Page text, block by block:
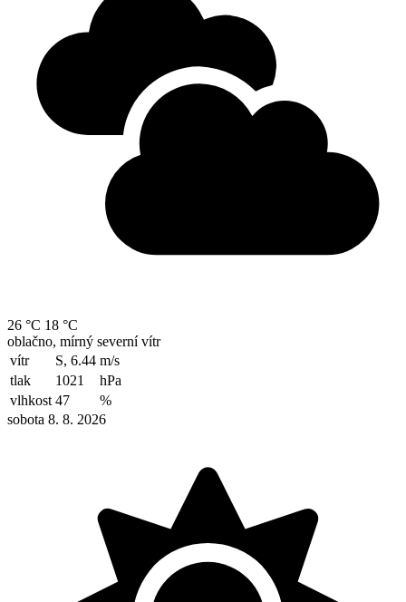
26 °C 18 °C
oblačno, mírný severní vítr
vítr
S, 6.44 m/s
tlak
1021
hPa
vlhkost 47
%
sobota 8. 8. 2026